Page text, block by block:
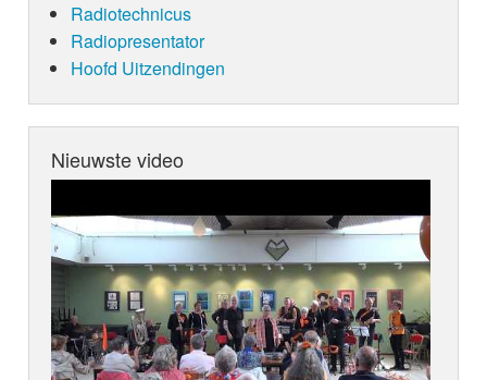
Radiotechnicus
Radiopresentator
Hoofd Uitzendingen
Nieuwste video